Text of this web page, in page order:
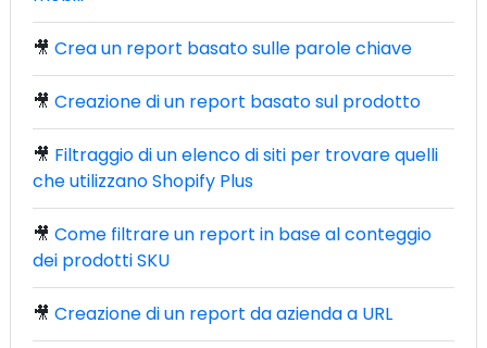
🎥 Crea un report basato sulle parole chiave
🎥 Creazione di un report basato sul prodotto
🎥 Filtraggio di un elenco di siti per trovare quelli
che utilizzano Shopify Plus
🎥 Come filtrare un report in base al conteggio
dei prodotti SKU
🎥 Creazione di un report da azienda a URL